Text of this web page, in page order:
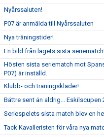
Nyårssaluten!
P07 är anmälda till Nyårssaluten
Nya träningstider!
En bild från lagets sista
Hösten sista seriematch mot
P07) är inställd.
Klubb- och träningskläder!
Bättre sent än aldrig... Eskilscupen
Seriespelets sista match blev en
Tack Kavalleristen för våra nya